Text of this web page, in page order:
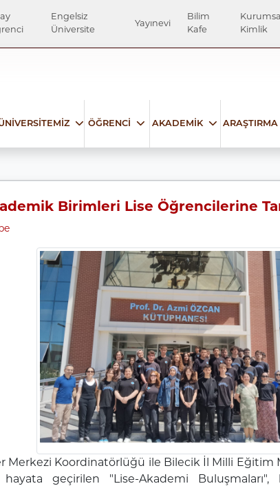
Engelsiz
Üniversite
Yayınevi
Bilim
Kafe
Kurumsal
Kimlik
ÖĞRENCİ AKADEMİK ARAŞTIRMA
Birimleri Lise Öğrencilerine
Merkezi Koordinatörlüğü ile Bilecik İl Milli Eğitim
geçirilen "Lise-Akademi